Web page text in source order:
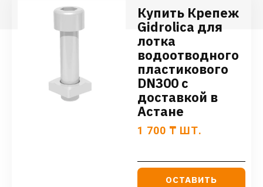
Купить Крепеж
Gidrolica для
лотка
водоотводного
пластикового
DN300 с
доставкой в
Астане
1 700 ₸ ШТ.
ОСТАВИТЬ